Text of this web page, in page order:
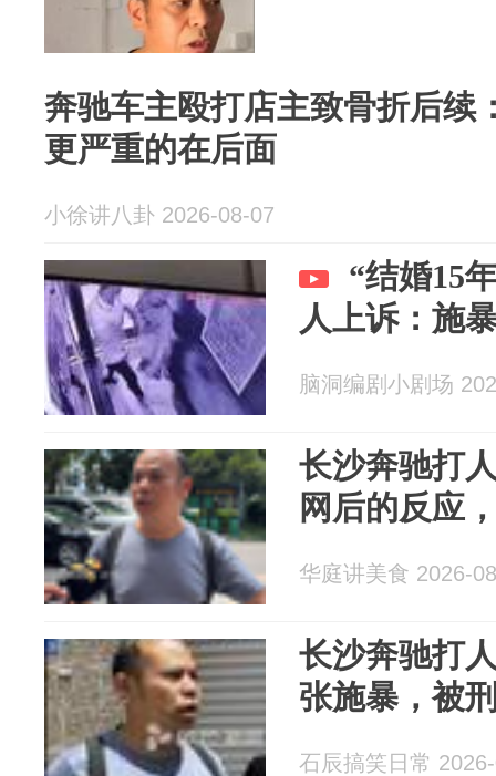
奔驰车主殴打店主致骨折后续
更严重的在后面
小徐讲八卦 2026-08-07
“结婚15
人上诉：施
脑洞编剧小剧场
长沙奔驰打
网后的反应
华庭讲美食 2026-
长沙奔驰打
张施暴，被
石辰搞笑日常